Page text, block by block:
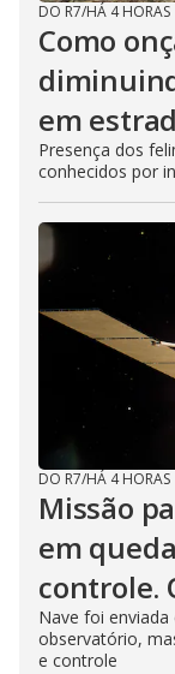
DO R7/HÁ 4 HORAS
Como
em
Presença dos
conhecidos por
DO R7/HÁ 4 HORAS
Missão
em
controle.
Nave foi
observatório,
e controle